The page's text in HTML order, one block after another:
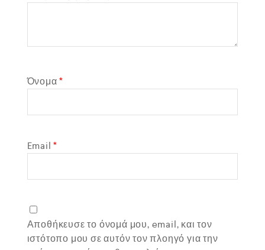
Όνομα*
Email*
Αποθήκευσε το όνομά μου, email, και τον
ιστότοπο μου σε αυτόν τον πλοηγό για την